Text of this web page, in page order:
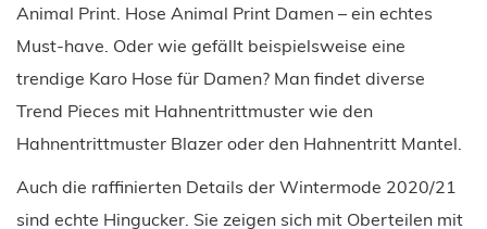
Animal Print. Hose Animal Print Damen – ein echtes
Must-have. Oder wie gefällt beispielsweise eine
trendige Karo Hose für Damen? Man findet diverse
Trend Pieces mit Hahnentrittmuster wie den
Hahnentrittmuster Blazer oder den Hahnentritt Mantel.
Auch die raffinierten Details der Wintermode 2020/21
sind echte Hingucker. Sie zeigen sich mit Oberteilen mit